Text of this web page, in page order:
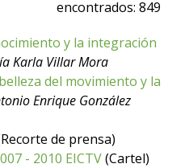
encontrados: 849
y la integración
Karla Villar Mora
del movimiento y la
Enrique González
de prensa)
- 2010 EICTV(Cartel)